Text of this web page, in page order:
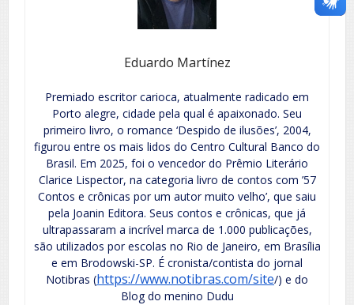
Eduardo Martínez
Premiado escritor carioca, atualmente radicado em
Porto alegre, cidade pela qual é apaixonado. Seu
primeiro livro, o romance ‘Despido de ilusões’, 2004,
figurou entre os mais lidos do Centro Cultural Banco do
Brasil. Em 2025, foi o vencedor do Prêmio Literário
Clarice Lispector, na categoria livro de contos com ’57
Contos e crônicas por um autor muito velho’, que saiu
pela Joanin Editora. Seus contos e crônicas, que já
ultrapassaram a incrível marca de 1.000 publicações,
são utilizados por escolas no Rio de Janeiro, em Brasília
e em Brodowski-SP. É cronista/contista do jornal
Notibras (https://www.notibras.com/site/) e do
Blog do menino Dudu